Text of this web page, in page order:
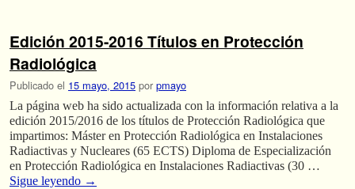
Edición 2015-2016 Títulos en Protección
Radiológica
Publicado el 15 mayo, 2015 por pmayo
La página web ha sido actualizada con la información relativa a la
edición 2015/2016 de los títulos de Protección Radiológica que
impartimos: Máster en Protección Radiológica en Instalaciones
Radiactivas y Nucleares (65 ECTS) Diploma de Especialización
en Protección Radiológica en Instalaciones Radiactivas (30 …
Sigue leyendo →